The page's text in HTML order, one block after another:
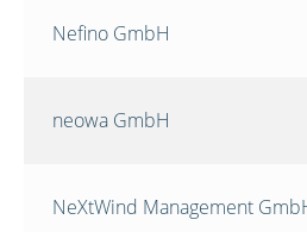
Nefino GmbH
neowa GmbH
NeXtWind Management